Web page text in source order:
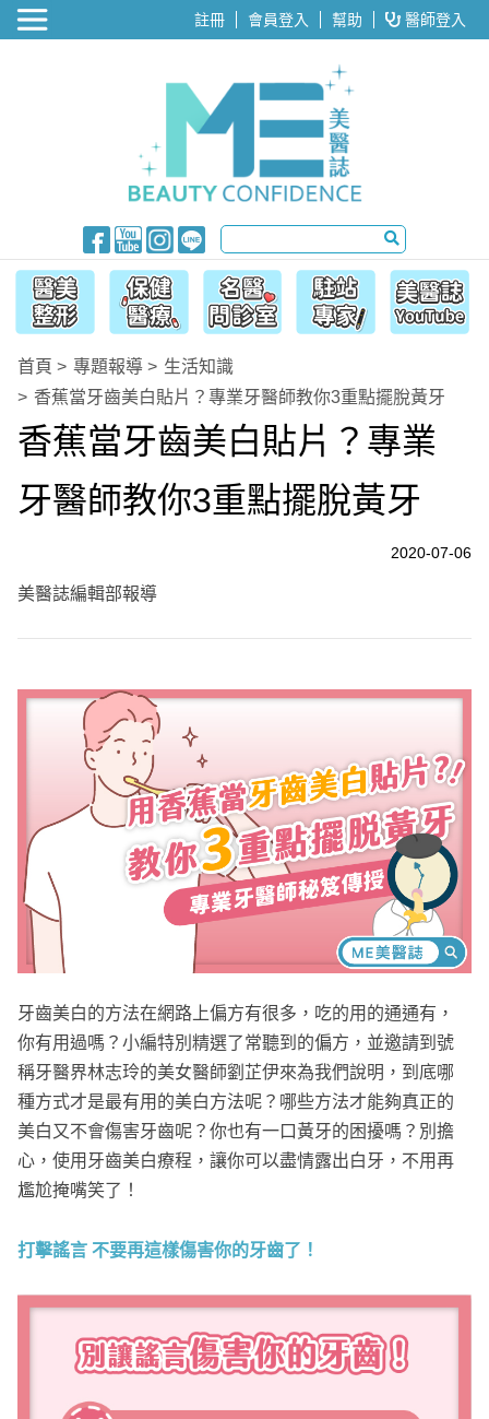
醫美整形 註冊 會員登入 幫助 醫師登入
首頁 專題報導
生活知識
香蕉當牙齒美白貼片？專業牙醫師教你3重點擺脫黃牙
香蕉當牙齒美白貼片？專業
牙醫師教你3重點擺脫黃牙
2020-07-06
美醫誌編輯部報導
牙齒美白的方法在網路上偏方有很多，吃的用的通通有，
你有用過嗎？小編特別精選了常聽到的偏方，並邀請到號
稱牙醫界林志玲的美女醫師劉芷伊來為我們說明，到底哪
種方式才是最有用的美白方法呢？哪些方法才能夠真正的
美白又不會傷害牙齒呢？你也有一口黃牙的困擾嗎？別擔
心，使用牙齒美白療程，讓你可以盡情露出白牙，不用再
尷尬掩嘴笑了！
打擊謠言 不要再這樣傷害你的牙齒了！